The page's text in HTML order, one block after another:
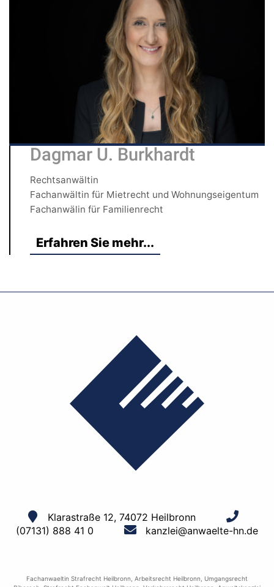
Dagmar U. Burkhardt
Rechtsanwältin
Fachanwältin für Mietrecht und Wohnungseigentum
Fachanwälin für Familienrecht
Erfahren Sie mehr...
Klarastraße 12, 74072 Heilbronn
(07131) 888 41 0
kanzlei@anwaelte-hn.de
Fachanwaeltin Strafrecht Heilbronn Arbeitsrecht Heilbronn
Umgangsrecht